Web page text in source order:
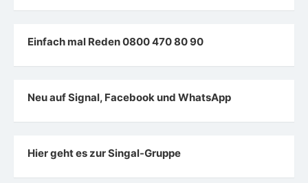
Einfach mal Reden 0800 470 80 90
Neu auf Signal, Facebook und WhatsApp
Hier geht es zur Singal-Gruppe